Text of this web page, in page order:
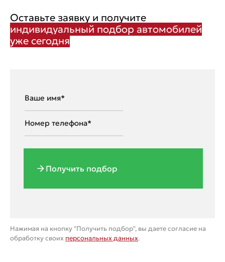
Оставьте заявку и получите
индивидуальный подбор автомобилей
уже сегодня
Получить подбор
Нажимая на кнопку "Получить подбор", вы даете согласие на
обработку своих персональных данных.